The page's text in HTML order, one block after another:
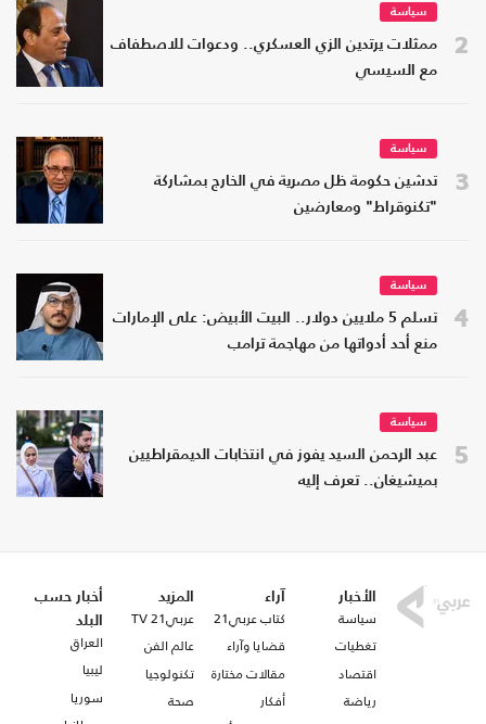
2
سياسة
ممثلات يرتدين الزي العسكري.. ودعوات للاصطفاف
مع السيسي
3
سياسة
تدشين حكومة ظل مصرية في الخارج بمشاركة
"تكنوقراط" ومعارضين
4
سياسة
تسلم 5 ملايين دولار.. البيت الأبيض: على الإمارات
منع أحد أدواتها من مهاجمة ترامب
5
سياسة
عبد الرحمن السيد يفوز في انتخابات الديمقراطيين
بميشيغان.. تعرف إليه
الأخبار
سياسة
تغطيات
اقتصاد
رياضة
آراء
كتاب عربي21
قضايا وآراء
مقالات مختارة
أفكار
المزيد
عربي21 TV
عالم الفن
تكنولوجيا
صحة
أخبار حسب
البلد
العراق
ليبيا
سوريا